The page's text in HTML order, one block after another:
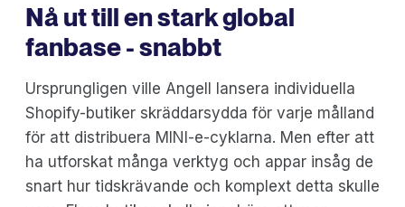
Nå ut till en stark global
fanbase - snabbt
Ursprungligen ville Angell lansera individuella
Shopify-butiker skräddarsydda för varje målland
för att distribuera MINI-e-cyklarna. Men efter att
ha utforskat många verktyg och appar insåg de
snart hur tidskrävande och komplext detta skulle